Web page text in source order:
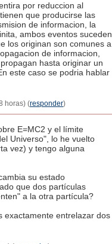
por reduccion al
que producirse las
de informacion, la
ambos eventos suceden
los originan son comunes a
de informacion,
hasta originar un
este caso se podria hablar
horas) (responder)
E=MC2 y el límite
Universo", lo he vuelto
vez) y tengo alguna
su estado
que dos partículas
a la otra partícula?
exactamente entrelazar dos